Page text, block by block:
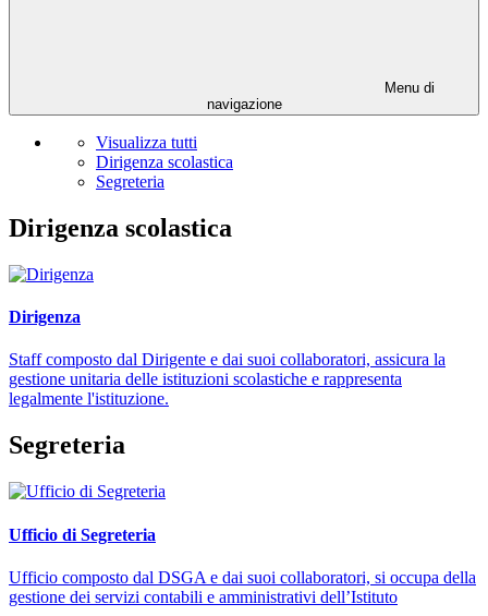
Menu di
navigazione
Visualizza tutti
Dirigenza scolastica
Segreteria
Dirigenza scolastica
Dirigenza
Staff composto dal Dirigente e dai suoi collaboratori, assicura la
gestione unitaria delle istituzioni scolastiche e rappresenta
legalmente l'istituzione.
Segreteria
Ufficio di Segreteria
Ufficio composto dal DSGA e dai suoi collaboratori, si occupa della
gestione dei servizi contabili e amministrativi dell’Istituto